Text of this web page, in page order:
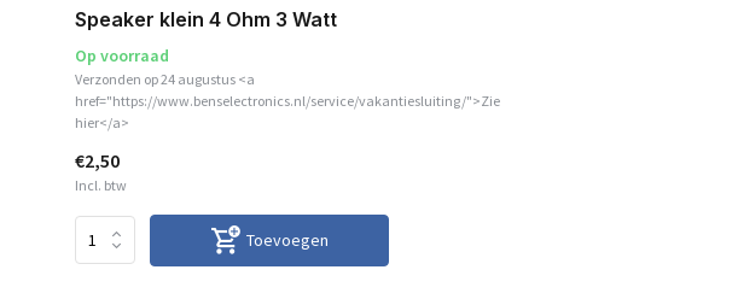
Speaker klein 4 Ohm 3 Watt
Op voorraad
Verzonden op 24 augustus <a
href="https://www.benselectronics.nl/service/vakantiesluiting/">Zie
hier</a>
€2,50
Incl. btw
Toevoegen